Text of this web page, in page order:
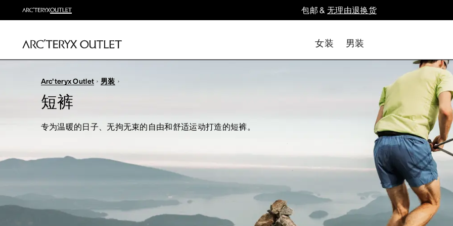
包邮 &无理由退换货
女装 男装
Arc'teryx Outlet 男装
短裤
专为温暖的日子、无拘无束的自由和舒适运动打造的短裤。